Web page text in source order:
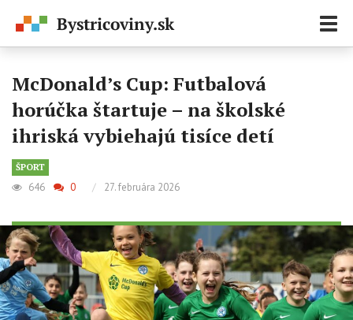
McDonald’s Cup: Futbalová
horúčka štartuje – na školské
ihriská vybiehajú tisíce detí
ŠPORT
646 0 / 27. februára 2026